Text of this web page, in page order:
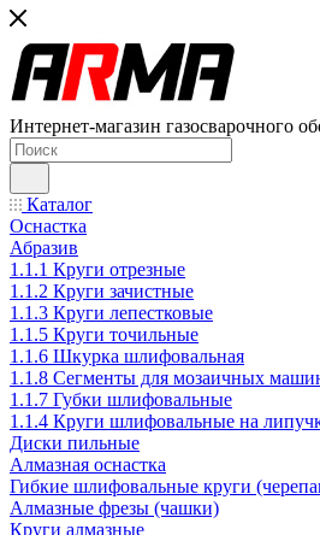
Интернет-магазин газосварочного
Каталог
Оснастка
Абразив
1.1.1 Круги отрезные
1.1.2 Круги зачистные
1.1.3 Круги лепестковые
1.1.5 Круги точильные
1.1.6 Шкурка шлифовальная
1.1.8 Сегменты для мозаичных
1.1.7 Губки шлифовальные
1.1.4 Круги шлифовальные на
Диски пильные
Алмазная оснастка
Гибкие шлифовальные круги
Алмазные фрезы (чашки)
Круги алмазные